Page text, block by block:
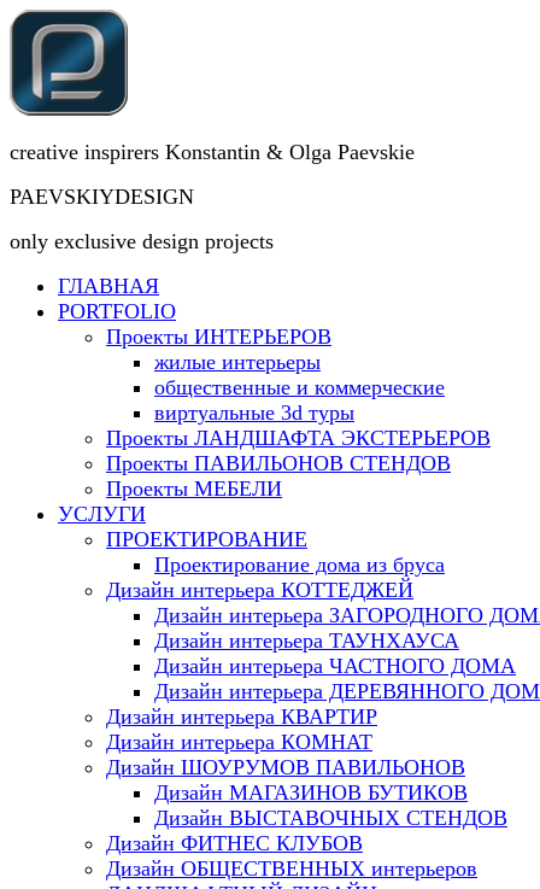
creative inspirers Konstantin & Olga Paevskie
PAEVSKIYDESIGN
only exclusive design projects
ГЛАВНАЯ
PORTFOLIO
Проекты ИНТЕРЬЕРОВ
жилые интерьеры
общественные и коммерческие
виртуальные 3d туры
Проекты ЛАНДШАФТА ЭКСТЕРЬЕРОВ
Проекты ПАВИЛЬОНОВ СТЕНДОВ
Проекты МЕБЕЛИ
УСЛУГИ
ПРОЕКТИРОВАНИЕ
Проектирование дома из бруса
Дизайн интерьера КОТТЕДЖЕЙ
Дизайн интерьера ЗАГОРОДНОГО
Дизайн интерьера ТАУНХАУСА
Дизайн интерьера ЧАСТНОГО ДОМА
Дизайн интерьера ДЕРЕВЯННОГО
Дизайн интерьера КВАРТИР
Дизайн интерьера КОМНАТ
Дизайн ШОУРУМОВ ПАВИЛЬОНОВ
Дизайн МАГАЗИНОВ БУТИКОВ
Дизайн ВЫСТАВОЧНЫХ СТЕНДОВ
Дизайн ФИТНЕС КЛУБОВ
Дизайн ОБЩЕСТВЕННЫХ интерьеров